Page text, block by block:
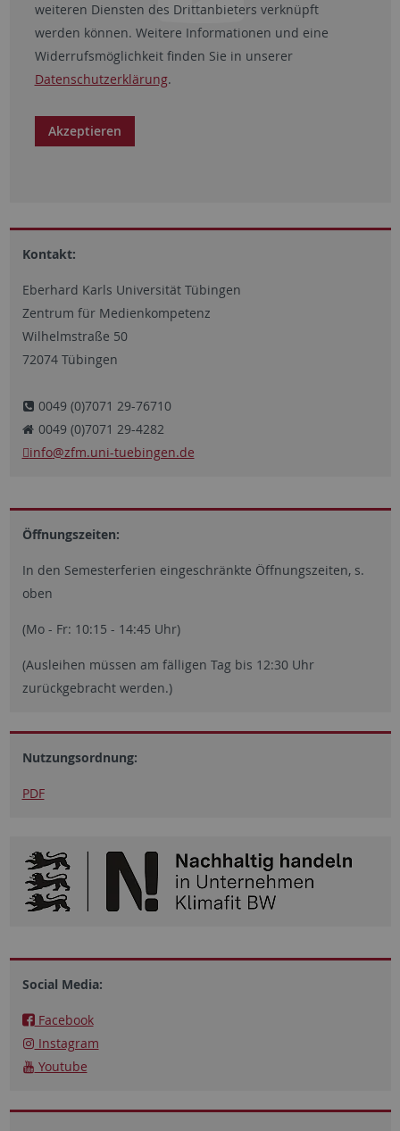
weiteren Diensten des Drittanbieters verknüpft
werden können. Weitere Informationen und eine
Widerrufsmöglichkeit finden Sie in unserer
Datenschutzerklärung.
Akzeptieren
Kontakt:
Eberhard Karls Universität Tübingen
Zentrum für Medienkompetenz
Wilhelmstraße 50
72074 Tübingen
0049 (0)7071 29-76710
0049 (0)7071 29-4282
info@zfm.uni-tuebingen.de
Öffnungszeiten:
In den Semesterferien eingeschränkte Öffnungszeiten, s.
oben
(Mo - Fr: 10:15 - 14:45 Uhr)
(Ausleihen müssen am fälligen Tag bis 12:30 Uhr
zurückgebracht werden.)
Nutzungsordnung:
PDF
Social Media:
F​acebook
Instagram
Youtube